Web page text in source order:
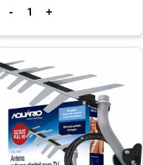
- 1 +